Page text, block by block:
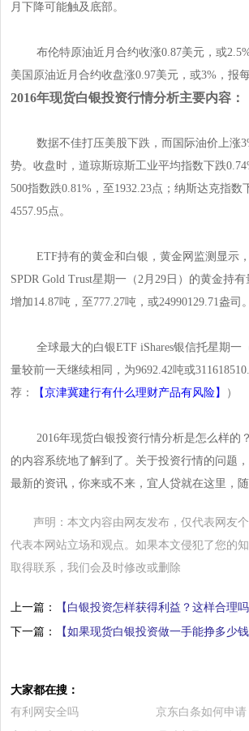
月下降可能触及底部。
布伦特原油近月合约收涨0.87美元，或2.5%
美国原油近月合约收盘涨0.97美元，或3%，报每
2016年现货白银投资行情分析主要内容：
数据不佳打压美股下跌，而国际油价上涨
势。收盘时，道琼斯琼斯工业平均指数下跌
500指数跌0.81%，至1932.23点；纳斯达克指数
4557.95点。
ETF持有的黄金和白银，黄金网监测显示，
SPDR Gold Trust星期一（2月29日）的黄金持
增加14.87吨，至777.27吨，或24990129.71盎司。
全球最大的白银ETF iShares银信托星期一
量较前一天继续相同，为9692.42吨或
荐：
【京津冀建行有什么理财产品有风险】 ）
2016年现货白银投资行情分析是怎么样的
的内容系统地了解到了。关于投资行情的问题
最新的资讯，你来或不来，宜人贷就在这里，随
声明：本文内容由网友发布，仅代表网友
代表本网站立场和观点。如果本文侵犯了您的
取得联系，我们会及时修改或删除
上一篇：
【白银投资怎样获得利益？这样合理吗
下一篇：
【如果现货白银投资做一手能挣多少钱
大家都在搜：
有利网安全吗
京东白条如何申请